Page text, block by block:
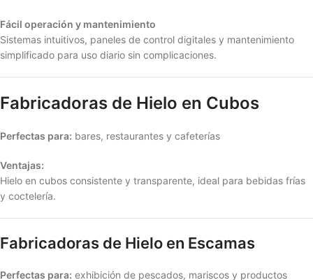
Fácil operación y mantenimiento
Sistemas intuitivos, paneles de control digitales y mantenimiento
simplificado para uso diario sin complicaciones.
Fabricadoras de Hielo en Cubos
Perfectas para: bares, restaurantes y cafeterías
Ventajas:
Hielo en cubos consistente y transparente, ideal para bebidas frías
y coctelería.
Fabricadoras de Hielo en Escamas
Perfectas para: exhibición de pescados, mariscos y productos